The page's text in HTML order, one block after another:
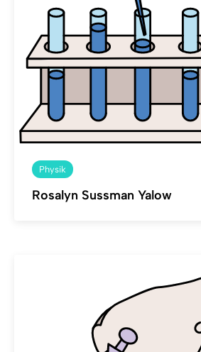
Physik
Rosalyn Sussman Yalow